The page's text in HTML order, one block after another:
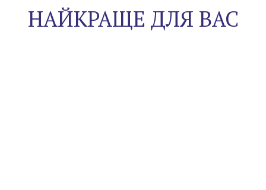
НАЙКРАЩЕ ДЛЯ ВАС